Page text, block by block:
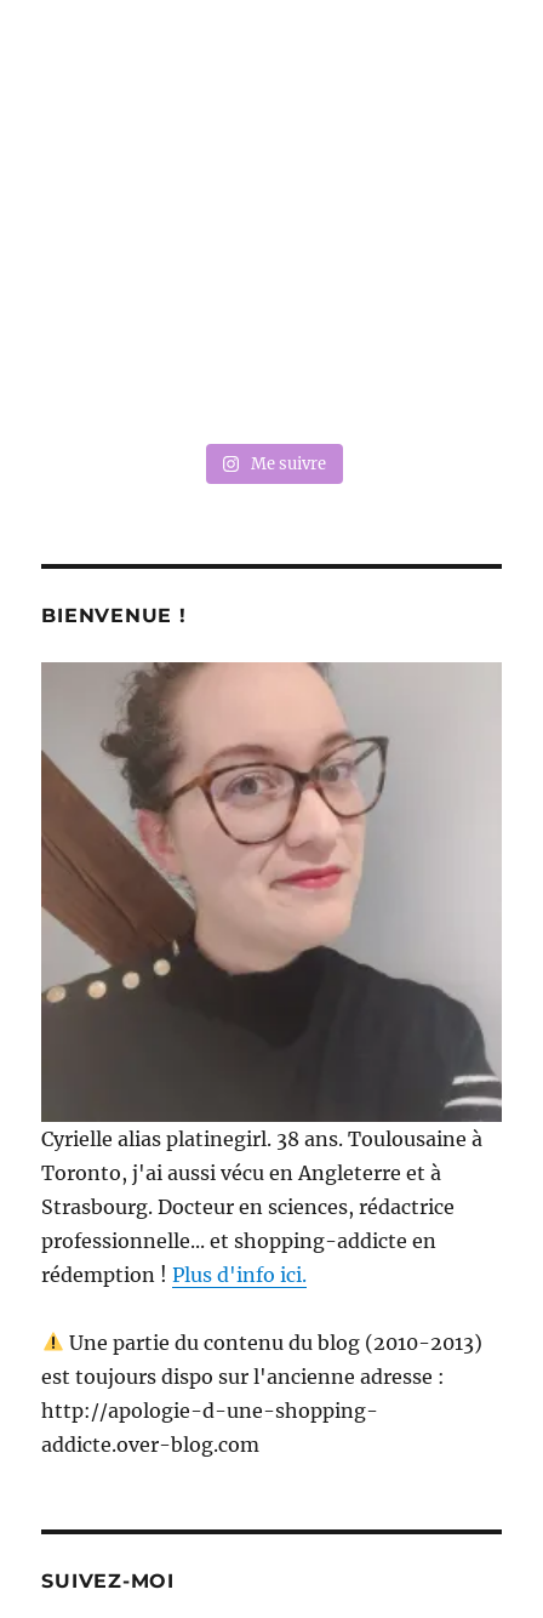
Me suivre
BIENVENUE !
Cyrielle alias platinegirl. 38 ans. Toulousaine à
Toronto, j'ai aussi vécu en Angleterre et à
Strasbourg. Docteur en sciences, rédactrice
professionnelle... et shopping-addicte en
rédemption !Plus d'info ici.
Une partie du contenu du blog (2010-2013)
est toujours dispo sur l'ancienne adresse :
http://apologie-d-une-shopping-
addicte.over-blog.com
SUIVEZ-MOI